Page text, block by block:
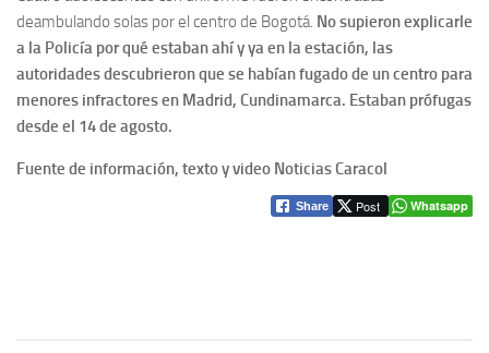
deambulando solas por el centro de Bogotá. No supieron explicarle
a la Policía por qué estaban ahí y ya en la estación, las
autoridades descubrieron que se habían fugado de un centro para
menores infractores en Madrid, Cundinamarca. Estaban prófugas
desde el 14 de agosto.
Fuente de información, texto y video Noticias Caracol
Share Post Whatsapp